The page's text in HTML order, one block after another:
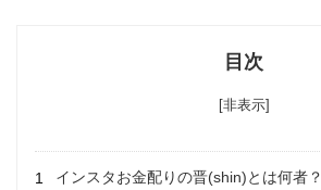
目次
[非表示]
インスタお金配りの晋(shin)とは何者？